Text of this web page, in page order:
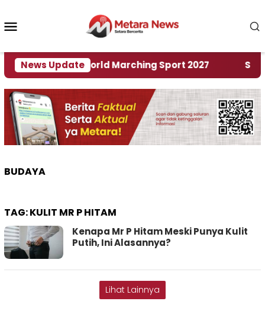
konten
News Update
Rumah World Marching Sport 2027 ‎Soal
BUDAYA
TAG:KULIT MR P HITAM
Kenapa Mr P Hitam Meski Punya Kulit
Putih, Ini Alasannya?
Lihat Lainnya